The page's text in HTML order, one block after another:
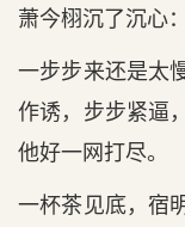
萧今栩沉了沉心‌
一步步来还是‌太
作诱，步步紧逼
他好一网打尽。
一杯茶见底，宿